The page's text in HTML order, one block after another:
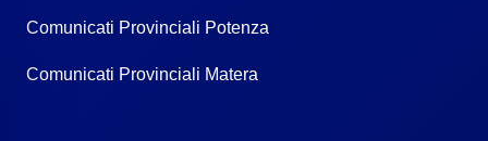
Comunicati Provinciali Potenza
Comunicati Provinciali Matera